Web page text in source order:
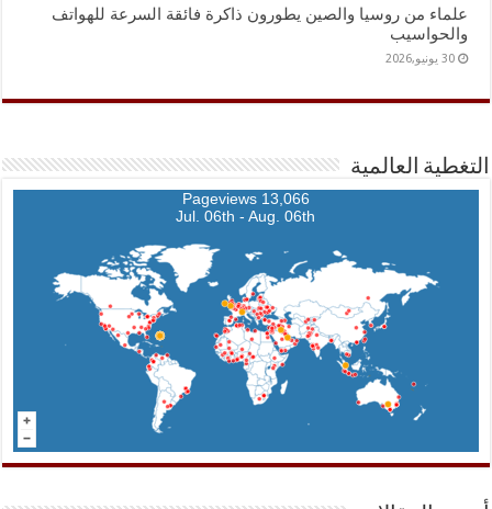
علماء من روسيا والصين يطورون ذاكرة فائقة السرعة للهواتف
والحواسيب
30 يونيو,2026
التغطية العالمية
13,066 Pageviews
Jul. 06th - Aug. 06th